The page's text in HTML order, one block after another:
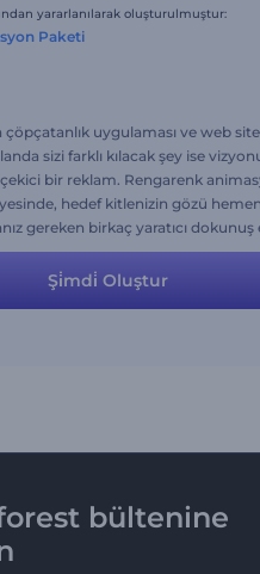
yararlanılarak oluşturulmuştur:
Paketi
çöpçatanlık uygulaması ve web
sizi farklı kılacak şey ise
bir reklam. Rengarenk
hedef kitlenizin gözü
gereken birkaç yaratıcı
Gerisini bize bırakın!
Şi̇mdi̇ Oluştur
bültenine